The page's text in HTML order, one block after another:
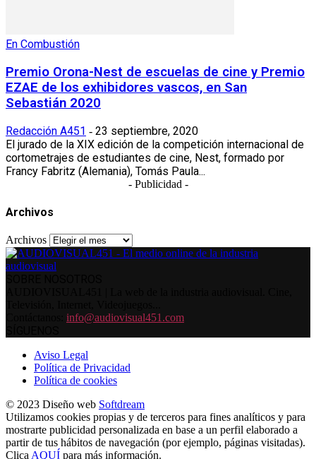
En Combustión
Premio Orona-Nest de escuelas de cine y Premio
EZAE de los exhibidores vascos, en San
Sebastián 2020
Redacción A451 - 23 septiembre, 2020
El jurado de la XIX edición de la competición internacional de
cortometrajes de estudiantes de cine, Nest, formado por
Francy Fabritz (Alemania), Tomás Paula...
- Publicidad -
Archivos
Archivos
info@audiovisual451.com
Aviso Legal
Política de Privacidad
Política de cookies
© 2023 Diseño web Softdream
Utilizamos cookies propias y de terceros para fines analíticos y para
mostrarte publicidad personalizada en base a un perfil elaborado a
partir de tus hábitos de navegación (por ejemplo, páginas visitadas).
Clica AQUÍ para más información.